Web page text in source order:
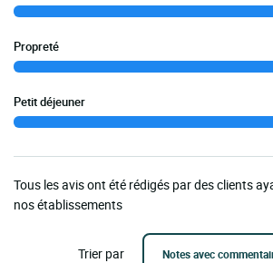
Propreté
Petit déjeuner
Tous les avis ont été rédigés par des clients
nos établissements
Trier par